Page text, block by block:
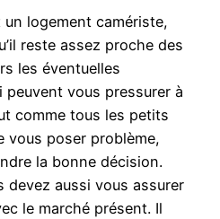
logement camériste,
reste assez proche des
les éventuelles
vous pressurer à
comme tous les petits
vous poser problème,
la bonne décision.
devez aussi vous assurer
le marché présent. Il